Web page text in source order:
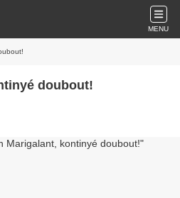
MENU
doubout!